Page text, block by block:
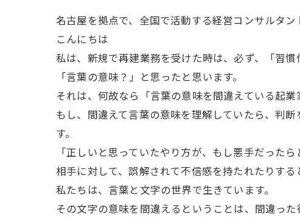
名古屋を拠点で、全国で活動する経営コンサルタン
こんにちは
私は、新規で再建業務を受けた時は、必ず、「習
「言葉の意味？」と思ったと思います。
それは、何故なら「言葉の意味を間違えている起業
もし、間違えて言葉の意味を理解していたら、判
す。
「正しいと思っていたやり方が、もし悪手だったら
相手に対して、誤解されて不信感を持たれたりす
私たちは、言葉と文字の世界で生きています。
その文字の意味を間違えるということは、間違った